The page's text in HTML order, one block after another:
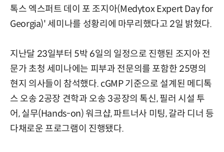
톡스 엑스퍼트 데이 포 조지아(Medytox Expert Day for
Georgia)' 세미나를 성황리에 마무리했다고 2일 밝혔다.
지난달 23일부터 5박 6일의 일정으로 진행된 조지아 전
문가 초청 세미나에는 피부과 전문의를 포함한 25명의
현지 의사들이 참석했다. cGMP 기준으로 설계된 메디톡
스 오송 2공장 견학과 오송 3공장의 톡신, 필러 시설 투
어, 실무(Hands-on) 워크샵, 파트너사 미팅, 갈라 디너 등
다채로운 프로그램이 진행됐다.